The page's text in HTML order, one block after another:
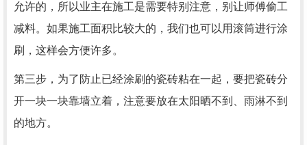
允许的，所以业主在施工是需要特别注意，别让师傅偷工
减料。如果施工面积比较大的，我们也可以用滚筒进行涂
刷，这样会方便许多。
第三步，为了防止已经涂刷的瓷砖粘在一起，要把瓷砖分
开一块一块靠墙立着，注意要放在太阳晒不到、雨淋不到
的地方。